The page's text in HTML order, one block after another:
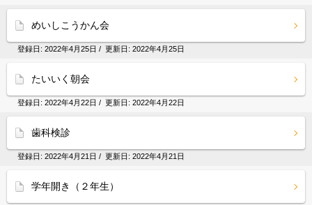
めいしこうかん会
登録日: 2022年4月25日 / 更新日: 2022年4月25日
たいいく朝会
登録日: 2022年4月22日 / 更新日: 2022年4月22日
歯科検診
登録日: 2022年4月21日 / 更新日: 2022年4月21日
学年開き（２年生）